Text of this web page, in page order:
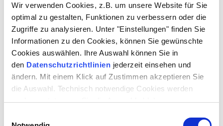
Wir verwenden Cookies, z.B. um unsere Website für Sie
optimal zu gestalten, Funktionen zu verbessern oder die
Zugriffe zu analysieren. Unter "Einstellungen" finden Sie
Informationen zu den Cookies, können Sie gewünschte
Cookies auswählen. Ihre Auswahl können Sie in
den Datenschutzrichtlinien jederzeit einsehen und
ändern. Mit einem Klick auf Zustimmen akzeptieren Sie
die Auswahl. Technisch notwendige Cookies werden
auch gesetzt, wenn Sie die Auswahl ablehnen.
REGIESARAH SPEISER
AUSSTATTUNG EVA BUTZKIES
MUSIK FERDINAND VON SEEBACH(GAST)
FIGURENSPIELLUKAS SCHNEIDER(GAST)
LICHTJOHANNES BUCHHOLZ
DRAMATURGIE NICOLE BUHR
THEATERPÄDAGOGIK NATASCHA MUNDT